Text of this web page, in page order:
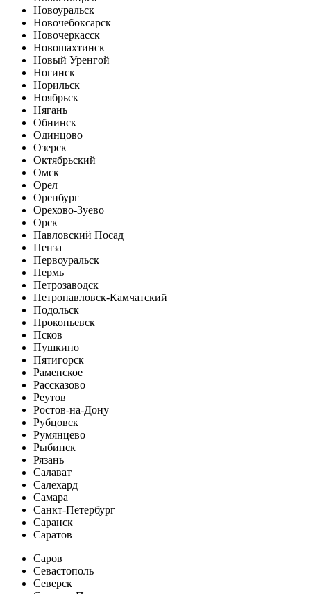
Новоуральск
Новочебоксарск
Новочеркасск
Новошахтинск
Новый Уренгой
Ногинск
Норильск
Ноябрьск
Нягань
Обнинск
Одинцово
Озерск
Октябрьский
Омск
Орел
Оренбург
Орехово-Зуево
Орск
Павловский Посад
Пенза
Первоуральск
Пермь
Петрозаводск
Петропавловск-Камчатский
Подольск
Прокопьевск
Псков
Пушкино
Пятигорск
Раменское
Рассказово
Реутов
Ростов-на-Дону
Рубцовск
Румянцево
Рыбинск
Рязань
Салават
Салехард
Самара
Санкт-Петербург
Саранск
Саратов
Саров
Севастополь
Северск